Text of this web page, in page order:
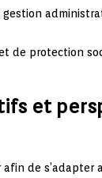
gestion
de protection
et
de s’adapter